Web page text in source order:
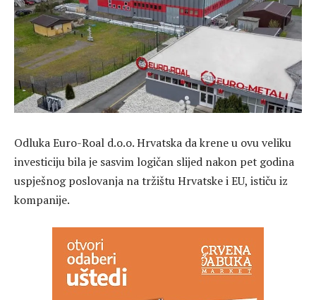
Odluka Euro-Roal d.o.o. Hrvatska da krene u ovu veliku
investiciju bila je sasvim logičan slijed nakon pet godina
uspješnog poslovanja na tržištu Hrvatske i EU, ističu iz
kompanije.